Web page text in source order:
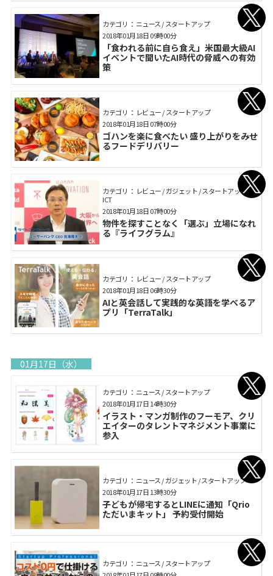
カテゴリ： ニュース / スタートアップ
「食われる前に自ら食え」米国最大級AI
イベントで聞いたAI時代の脅威への有効
策
2018年01月18日 09時00分
カテゴリ： レビュー / スタートアップ
ゴハンを楽に食べたい 盛り上がりをみせ
るフードデリバリー
2018年01月18日 07時00分
カテゴリ： レビュー / ガジェット / スタートアップ /
ICT
物件を探すことなく「選ぶ」立場になれ
る『ライフグラム』
2018年01月18日 07時00分
カテゴリ： レビュー / スタートアップ
AIと英会話して実践的な英語を学べるア
プリ「TerraTalk」
2018年01月18日 06時30分
01月17日（水）
カテゴリ： ニュース / スタートアップ
イラスト・マンガ制作のフーモア、クリ
エイターのタレントマネジメント事業に
参入
2018年01月17日 14時30分
カテゴリ： ニュース / ガジェット / スタートアップ
子どもが帰宅するとLINEに通知「Qrio
ただいまキット」 予約受付開始
2018年01月17日 13時30分
カテゴリ： ニュース / スタートアップ